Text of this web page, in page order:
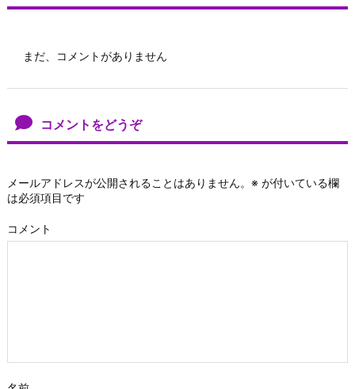
まだ、コメントがありません
コメントをどうぞ
メールアドレスが公開されることはありません。 ※ が付いている欄
は必須項目です
コメント